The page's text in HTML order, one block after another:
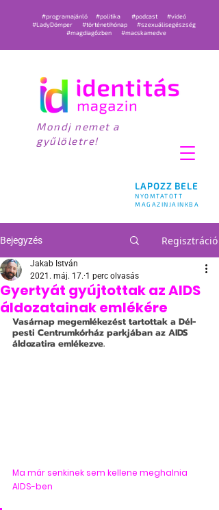
LAPOZZ BELE
NYOMTATOTT
MAGAZINJAINKBA
#programajánló #politika #podcast
#videó
#LadyDömper
#történetihónap
#szexuálisegészség
#magdiagőzben
#macskamedve
Mondj nemet a
gyűlöletre!
Bejegyzés Regisztráció
Gyertyát gyújtottak az AIDS
áldozatainak emlékére
Jakab István
2021. máj. 17. 1 perc olvasás
Vasárnap megemlékezést tartottak a Dél-
pesti Centrumkórház parkjában az AIDS
áldozatira emlékezve.
Ma már senkinek sem kellene meghalnia
AIDS-ben